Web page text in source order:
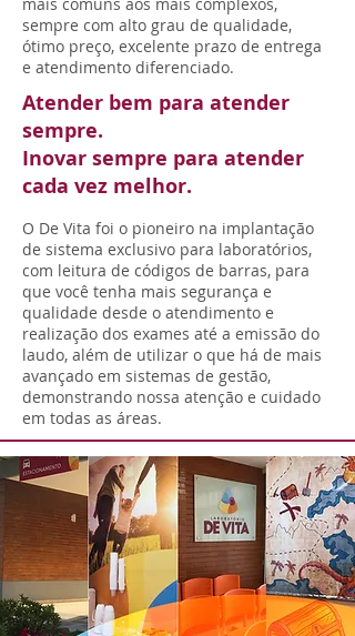
sempre com alto grau de qualidade,
ótimo preço, excelente prazo de entrega
e atendimento diferenciado.
Atender bem para atender
sempre.
Inovar sempre para atender
cada vez melhor.
O De Vita foi o pioneiro na implantação
de sistema exclusivo para laboratórios,
com leitura de códigos de barras, para
que você tenha mais segurança e
qualidade desde o atendimento e
realização dos exames até a emissão do
laudo, além de utilizar o que há de mais
avançado em sistemas de gestão,
demonstrando nossa atenção e cuidado
em todas as áreas.